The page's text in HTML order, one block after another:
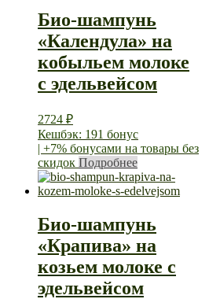
Био-шампунь
«Календула» на
кобыльем молоке
с эдельвейсом
2724 ₽
Кешбэк: 191 бонус
| +7% бонусами на товары без
скидок Подробнее
Био-шампунь
«Крапива» на
козьем молоке с
эдельвейсом